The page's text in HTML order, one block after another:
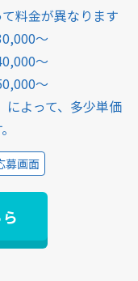
料金が異なります
～
～
～
よって、多少単価
募画面